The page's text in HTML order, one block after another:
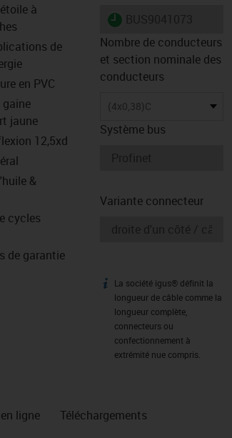
à
de
en PVC
gaine
jaune
12,5xd
&
cycles
de garantie
igus-icon-lieferzeit
Nombre de conducteurs
et section nominale des
conducteurs
(4x0,38)C
Système bus
Variante connecteur
igus-icon-info
La société igus® définit la
longueur de câble comme la
longueur complète,
connecteurs ou
confectionnement à
extrémité nue compris.
ligne Téléchargements